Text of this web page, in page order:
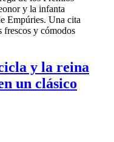
y la reina
un clásico